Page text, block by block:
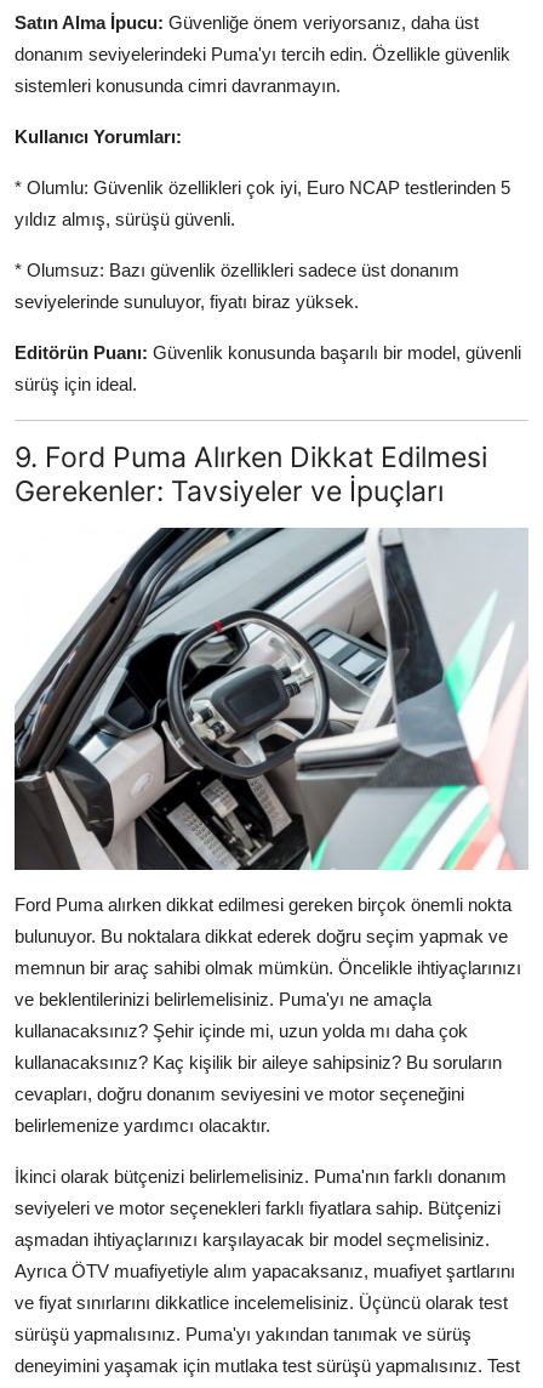
Satın Alma İpucu: Güvenliğe önem veriyorsanız, daha üst
donanım seviyelerindeki Puma'yı tercih edin. Özellikle güvenlik
sistemleri konusunda cimri davranmayın.
Kullanıcı Yorumları:
* Olumlu: Güvenlik özellikleri çok iyi, Euro NCAP testlerinden 5
yıldız almış, sürüşü güvenli.
* Olumsuz: Bazı güvenlik özellikleri sadece üst donanım
seviyelerinde sunuluyor, fiyatı biraz yüksek.
Editörün Puanı: Güvenlik konusunda başarılı bir model, güvenli
sürüş için ideal.
9. Ford Puma Alırken Dikkat Edilmesi
Gerekenler: Tavsiyeler ve İpuçları
Ford Puma alırken dikkat edilmesi gereken birçok önemli nokta
bulunuyor. Bu noktalara dikkat ederek doğru seçim yapmak ve
memnun bir araç sahibi olmak mümkün. Öncelikle ihtiyaçlarınızı
ve beklentilerinizi belirlemelisiniz. Puma'yı ne amaçla
kullanacaksınız? Şehir içinde mi, uzun yolda mı daha çok
kullanacaksınız? Kaç kişilik bir aileye sahipsiniz? Bu soruların
cevapları, doğru donanım seviyesini ve motor seçeneğini
belirlemenize yardımcı olacaktır.
İkinci olarak bütçenizi belirlemelisiniz. Puma'nın farklı donanım
seviyeleri ve motor seçenekleri farklı fiyatlara sahip. Bütçenizi
aşmadan ihtiyaçlarınızı karşılayacak bir model seçmelisiniz.
Ayrıca ÖTV muafiyetiyle alım yapacaksanız, muafiyet şartlarını
ve fiyat sınırlarını dikkatlice incelemelisiniz. Üçüncü olarak test
sürüşü yapmalısınız. Puma'yı yakından tanımak ve sürüş
deneyimini yaşamak için mutlaka test sürüşü yapmalısınız. Test